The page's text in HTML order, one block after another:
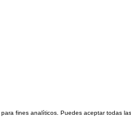
fines analíticos. Puedes aceptar todas